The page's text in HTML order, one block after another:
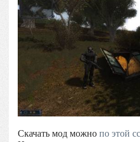
Скачать мод можнопо этой